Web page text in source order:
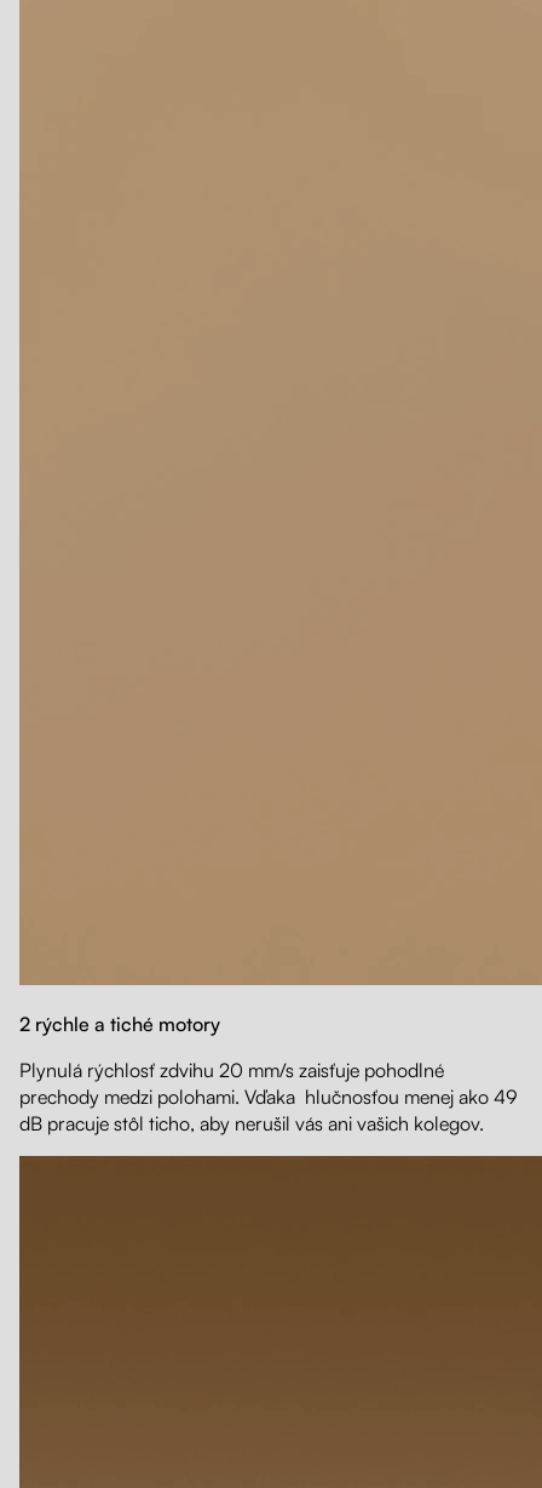
2 rýchle a tiché motory
Plynulá rýchlosť zdvihu 20 mm/s zaisťuje pohodlné
prechody medzi polohami. Vďaka hlučnosťou menej ako 49
dB pracuje stôl ticho, aby nerušil vás ani vašich kolegov.